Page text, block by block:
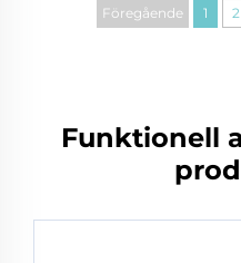
Föregående 1 2
Funktionell